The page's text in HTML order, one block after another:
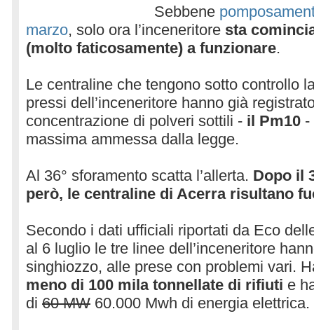
Sebbene
marzo, solo ora l’inceneritore sta
(molto faticosamente) a funzionare.
Le centraline che tengono sotto controllo
pressi dell’inceneritore hanno già
concentrazione di polveri sottili - il Pm10 -
massima ammessa dalla legge.
Al 36° sforamento scatta l’allerta. Dopo il
però, le centraline di Acerra risultano
Secondo i dati ufficiali riportati da Eco
al 6 luglio le tre linee dell’inceneritore
singhiozzo, alle prese con problemi vari.
meno di 100 mila tonnellate di rifiuti e
di 60 MW 60.000 Mwh di energia elettrica.